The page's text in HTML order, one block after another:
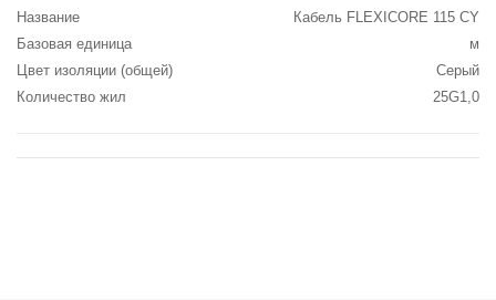
Название
Кабель FLEXICORE 115 CY
Базовая единица
м
Цвет изоляции (общей)
Серый
Количество жил
25G1,0